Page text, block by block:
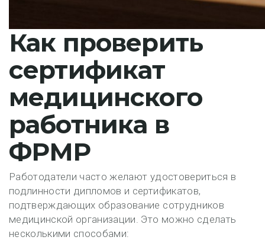
Как проверить
сертификат
медицинского
работника в
ФРМР
Работодатели часто желают удостовериться в
подлинности дипломов и сертификатов,
подтверждающих образование сотрудников
медицинской организации. Это можно сделать
несколькими способами: